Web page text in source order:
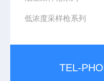
低浓度采样枪系列
TEL-